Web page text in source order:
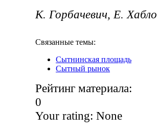
К. Горбачевич, Е. Хабло
Связанные темы:
Сытнинская площадь
Сытный рынок
Рейтинг материала:
0
Your rating: None